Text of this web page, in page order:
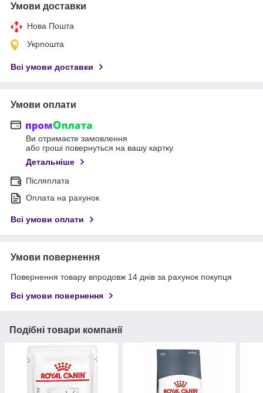
Умови доставки
Нова Пошта
Укрпошта
Всі умови доставки
Умови оплати
Ви отримаєте замовлення
або гроші повернуться на вашу картку
Детальніше
Післяплата
Оплата на рахунок
Всі умови оплати
Умови повернення
Повернення товару впродовж 14 днів за рахунок покупця
Всі умови повернення
Подібні товари компанії